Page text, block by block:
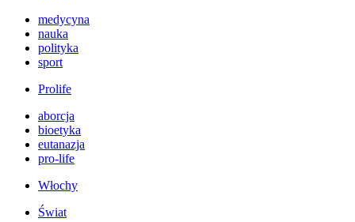
medycyna
nauka
polityka
sport
Prolife
aborcja
bioetyka
eutanazja
pro-life
Włochy
Świat